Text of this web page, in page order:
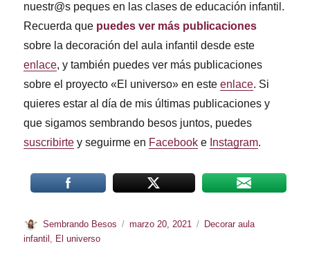
nuestr@s peques en las clases de educación infantil.
Recuerda que puedes ver más publicaciones
sobre la decoración del aula infantil desde este
enlace, y también puedes ver más publicaciones
sobre el proyecto «El universo» en esteenlace. Si
quieres estar al día de mis últimas publicaciones y
que sigamos sembrando besos juntos, puedes
suscribirte y seguirme en Facebook e Instagram.
Autor
Sembrando Besos
Publicado
marzo 20, 2021 Categorías
Decorar aula
infantil , El universo